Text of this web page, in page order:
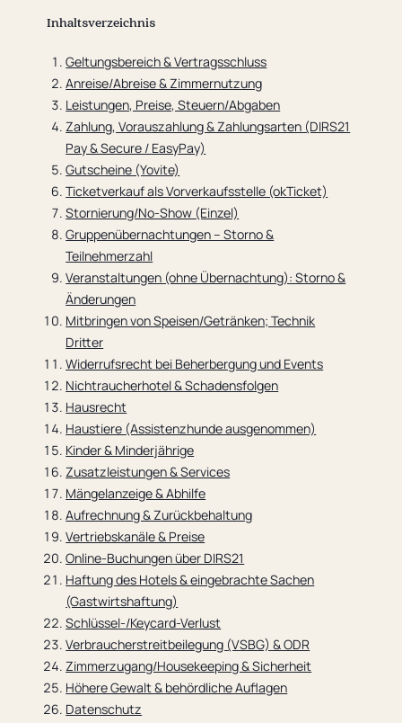
Inhaltsverzeichnis
Geltungsbereich & Vertragsschluss
Anreise/Abreise & Zimmernutzung
Leistungen, Preise, Steuern/Abgaben
Zahlung, Vorauszahlung & Zahlungsarten (DIRS21
Pay & Secure / EasyPay)
Gutscheine (Yovite)
Ticketverkauf als Vorverkaufsstelle (okTicket)
Stornierung/No-Show (Einzel)
Gruppenübernachtungen – Storno &
Teilnehmerzahl
Veranstaltungen (ohne Übernachtung): Storno &
Änderungen
Mitbringen von Speisen/Getränken; Technik
Dritter
Widerrufsrecht bei Beherbergung und Events
Nichtraucherhotel & Schadensfolgen
Hausrecht
Haustiere (Assistenzhunde ausgenommen)
Kinder & Minderjährige
Zusatzleistungen & Services
Mängelanzeige & Abhilfe
Aufrechnung & Zurückbehaltung
Vertriebskanäle & Preise
Online-Buchungen über DIRS21
Haftung des Hotels & eingebrachte Sachen
(Gastwirtshaftung)
Schlüssel-/Keycard-Verlust
Verbraucherstreitbeilegung (VSBG) & ODR
Zimmerzugang/Housekeeping & Sicherheit
Höhere Gewalt & behördliche Auflagen
Datenschutz